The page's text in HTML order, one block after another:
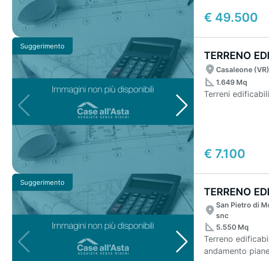
€ 49.500
Suggerimento
TERRENO
€ 7.100
Casaleone
1.649 Mq
Terreni
Suggerimento
TERRENO
San Pietro di
snc
5.550 Mq
Terreno edificabile di
andamento